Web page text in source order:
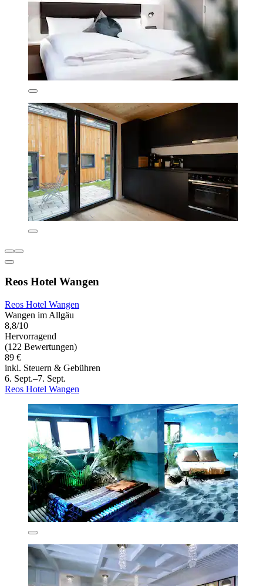
Reos Hotel Wangen
Reos Hotel Wangen
Wangen im Allgäu
8,8/10
Hervorragend
(122 Bewertungen)
89 €
inkl. Steuern & Gebühren
6. Sept.–7. Sept.
Reos Hotel Wangen